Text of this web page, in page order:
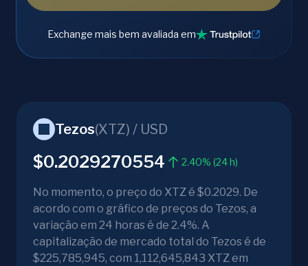
Exchange mais bem avaliada em
Tezos(XTZ) / USD
$0.2029270554 2.40% (24 h)
No momento, o preço do XTZ é $0.2029. De
acordo com o gráfico de preços do Tezos, a
variação em 24 horas é de 2.4%. A
capitalização de mercado total do Tezos é de
$225,785,945, com 1,112,645,843 XTZ em